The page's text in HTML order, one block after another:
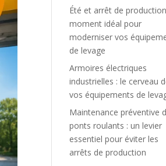
Été et arrêt de
moment idéal pour
moderniser vos
de levage
Armoires électriques
industrielles : le cerveau
vos équipements de
Maintenance préventive
ponts roulants : un levier
essentiel pour éviter les
arrêts de production